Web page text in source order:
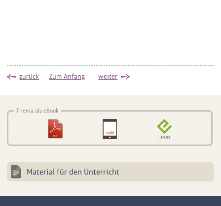
zurück Zum Anfang weiter
Thema als eBook
Material für den Unterricht